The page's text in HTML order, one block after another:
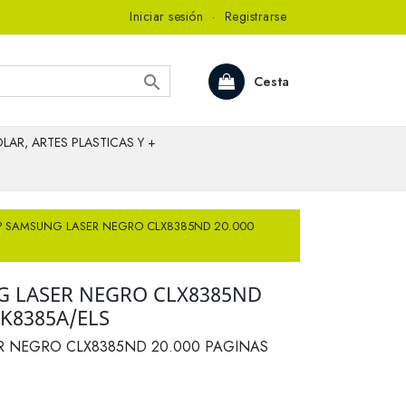
Iniciar sesión · Registrarse
Cesta

ARTES PLASTICAS Y +
SAMSUNG LASER NEGRO CLX8385ND 20.000
LASER NEGRO CLX8385ND
ELS
NEGRO CLX8385ND 20.000 PAGINAS